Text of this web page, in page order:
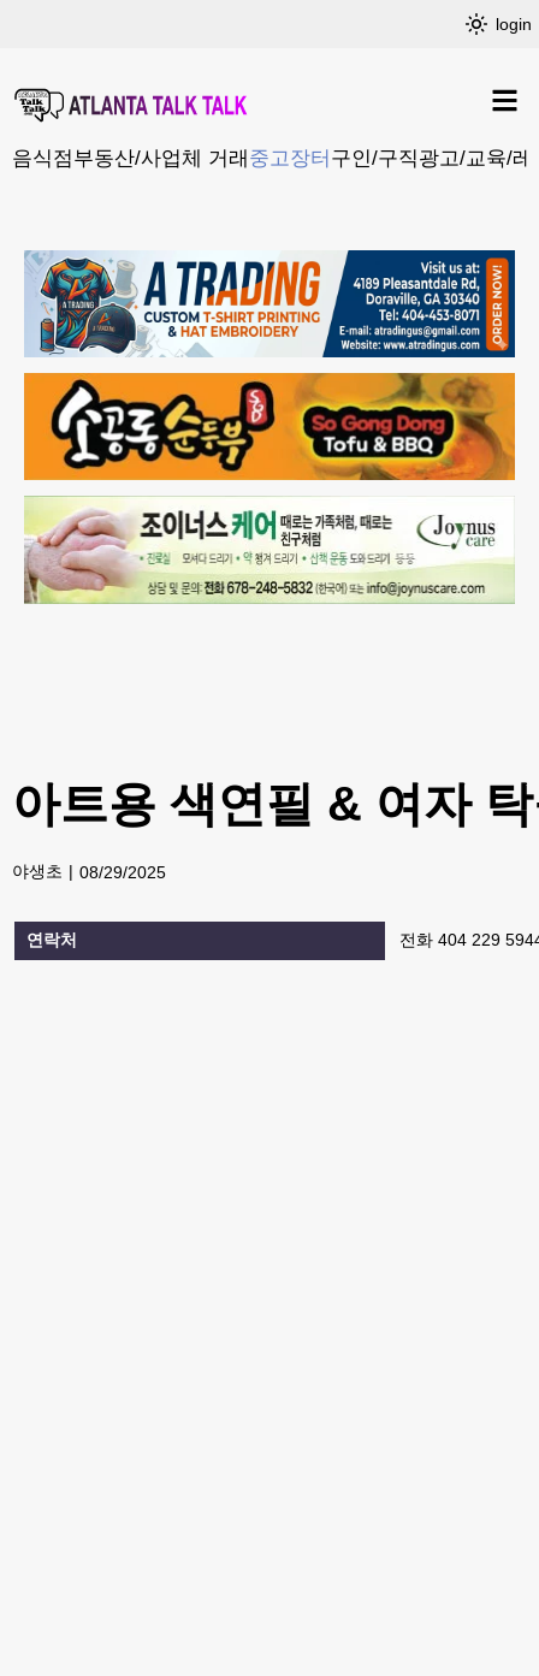
login
음식점부동산/사업체 거래 중고장터 구인/구직광고/교육/레
아트용 색연필 & 여자
야생초 08/29/2025
연락처 전화 404 229